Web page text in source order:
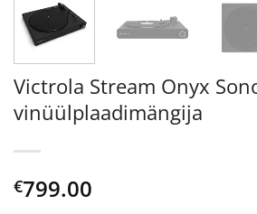
Victrola Stream Onyx
vinüülplaadimängija
€799.00